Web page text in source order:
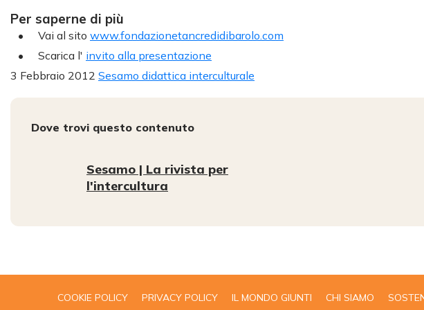
Per saperne di più
Vai al sito www.fondazionetancredidibarolo.com
Scarica l' invito alla presentazione
3 Febbraio 2012 Sesamo didattica interculturale
Dove trovi questo contenuto
Sesamo | La rivista per
l'intercultura
COOKIE POLICY PRIVACY POLICY IL MONDO GIUNTI CHI SIAMO